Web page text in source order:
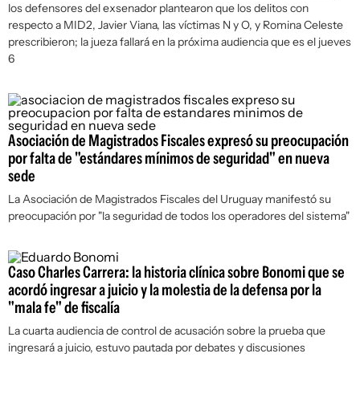
los defensores del exsenador plantearon que los delitos con
respecto a MID2, Javier Viana, las víctimas N y O, y Romina Celeste
prescribieron; la jueza fallará en la próxima audiencia que es el jueves
6
Asociación de Magistrados Fiscales expresó su preocupación
por falta de "estándares mínimos de seguridad" en nueva
sede
La Asociación de Magistrados Fiscales del Uruguay manifestó su
preocupación por "la seguridad de todos los operadores del sistema"
Caso Charles Carrera: la historia clínica sobre Bonomi que se
acordó ingresar a juicio y la molestia de la defensa por la
"mala fe" de fiscalía
La cuarta audiencia de control de acusación sobre la prueba que
ingresará a juicio, estuvo pautada por debates y discusiones